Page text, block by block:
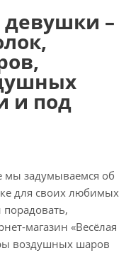
девушки –
и под
мы задумываемся об
для своих любимых
магазин «Весёлая
воздушных шаров